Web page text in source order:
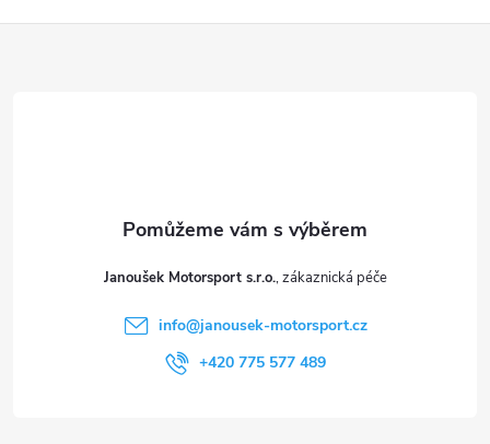
Janoušek Motorsport s.r.o.
info@janousek-motorsport.cz
+420 775 577 489